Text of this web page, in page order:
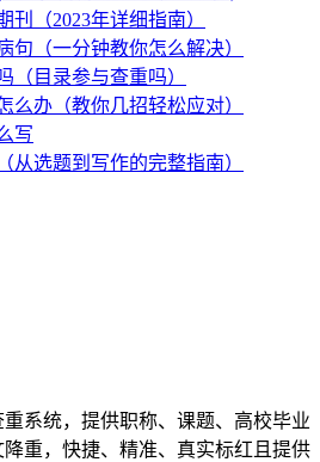
刊（2023年详细指南）
句（一分钟教你怎么解决）
（目录参与查重吗）
么办（教你几招轻松应对）
写
从选题到写作的完整指南）
重系统，提供职称、课题、高校毕业
重，快捷、精准、真实标红且提供